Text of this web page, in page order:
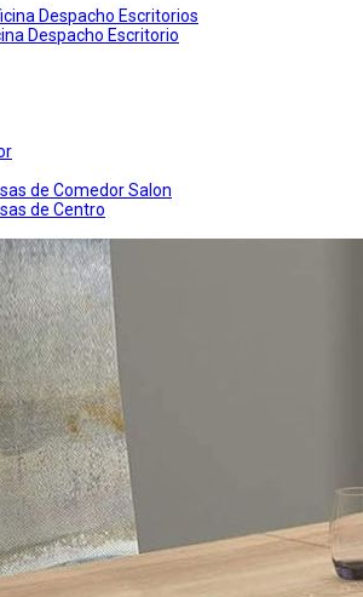
Despacho Escritorios
Despacho Escritorio
de Comedor Salon
de Centro